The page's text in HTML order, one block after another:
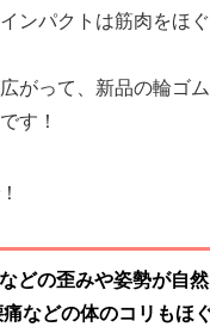
ンパクトは筋肉をほ
がって、新品の輪ゴ
す！
どの歪みや姿勢が自
痛などの体のコリもほ